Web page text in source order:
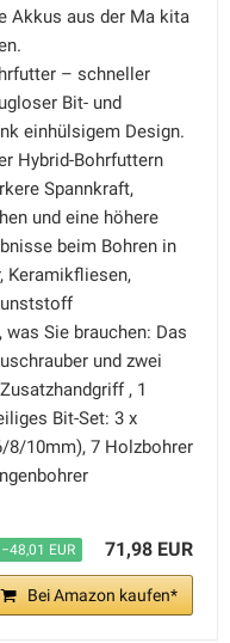
Akkus aus der Ma kita
– schneller
Bit- und
einhülsigem Design.
Hybrid-Bohrfuttern
Spannkraft,
und eine höhere
beim Bohren in
Keramikfliesen,
Sie brauchen: Das
und zwei
, 1
Bit-Set: 3 x
8/10mm), 7 Holzbohrer
−48,01 EUR 71,98 EUR
Bei Amazon kaufen*